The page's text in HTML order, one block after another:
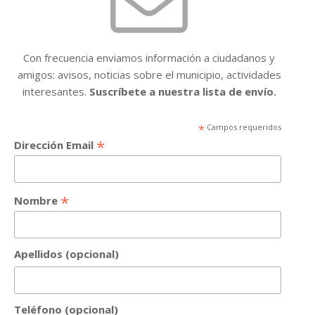
Con frecuencia enviamos información a ciudadanos y
amigos: avisos, noticias sobre el municipio, actividades
interesantes. Suscríbete a nuestra lista de envío.
* Campos requeridos
Dirección Email *
Nombre *
Apellidos (opcional)
Teléfono (opcional)